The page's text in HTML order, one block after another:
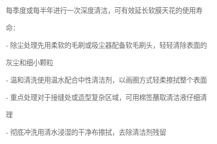
每季度或每半年进行一次深度清洁，可有效延长软膜天花的使用寿
命：
- 除尘处理先用柔软的毛刷或吸尘器配备软毛刷头，轻轻清除表面的
灰尘和细小颗粒
- 温和清洗使用温水配合中性清洁剂，以画圈方式轻柔擦拭整个表面
- 重点处理对于接缝处或造型复杂区域，可用棉签蘸取清洁液仔细清
理
- 彻底冲洗用清水浸湿的干净布擦拭，去除清洁剂残留